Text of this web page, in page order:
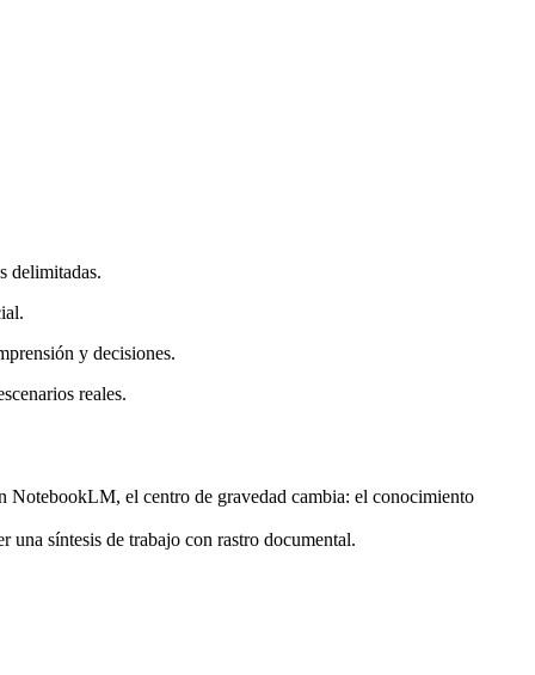
delimitadas.
y decisiones.
reales.
NotebookLM, el centro de gravedad cambia: el conocimiento
una síntesis de trabajo con rastro documental.